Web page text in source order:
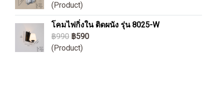
(Product)
โคมไฟกิ่งใน ติดผนัง รุ่น 8025-W
฿990 ฿590
(Product)